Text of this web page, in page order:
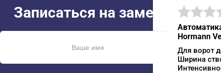
Записаться на замер
Hormann
Для ворот
Ширина